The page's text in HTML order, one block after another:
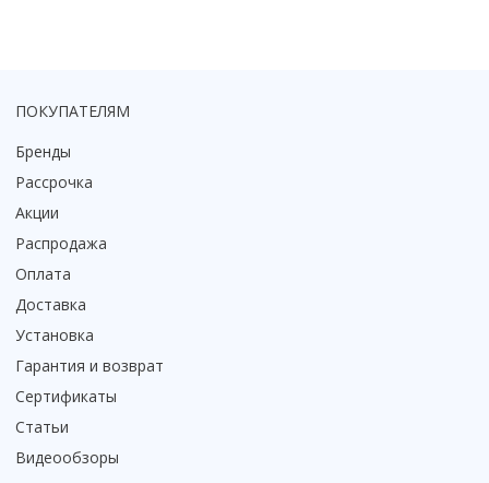
ПОКУПАТЕЛЯМ
Бренды
Рассрочка
Акции
Распродажа
Оплата
Доставка
Установка
Гарантия и возврат
Сертификаты
Статьи
Видеообзоры